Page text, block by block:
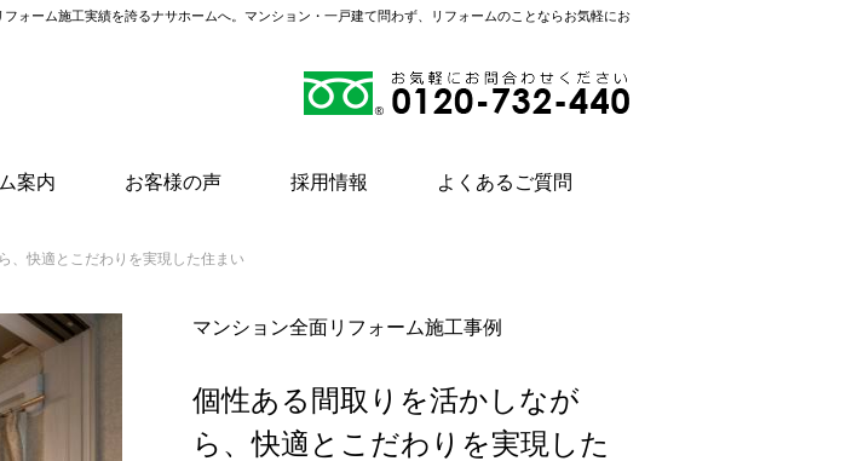
ォーム施工実績を誇るナサホームへ。マンション・一戸建て問わず、リフォームのことならお気軽にお
案内 お客様の声 採用情報 よくあるご質問
、快適とこだわりを実現した住まい
マンション全面リフォーム施工事例
個性ある間取りを活かしなが
ら、快適とこだわりを実現した